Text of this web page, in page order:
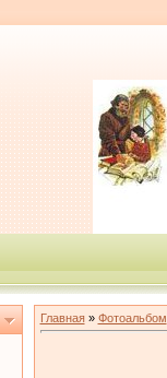
Главная» Фотоальбом